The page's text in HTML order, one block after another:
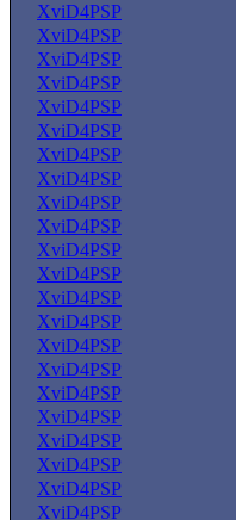
XviD4PSP
XviD4PSP
XviD4PSP
XviD4PSP
XviD4PSP
XviD4PSP
XviD4PSP
XviD4PSP
XviD4PSP
XviD4PSP
XviD4PSP
XviD4PSP
XviD4PSP
XviD4PSP
XviD4PSP
XviD4PSP
XviD4PSP
XviD4PSP
XviD4PSP
XviD4PSP
XviD4PSP
XviD4PSP